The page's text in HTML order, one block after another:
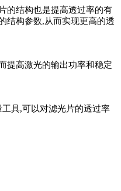
的结构也是提高透过率的有
结构参数,从而实现更高的透
提高激光的输出功率和稳定
具,可以对滤光片的透过率